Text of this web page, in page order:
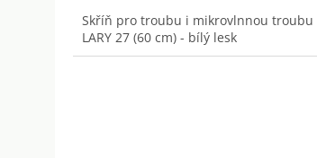
Skříň pro troubu i mikrovlnnou troubu
LARY 27 (60 cm) - bílý lesk